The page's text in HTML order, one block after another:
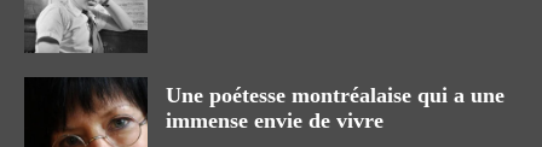
Une poétesse montréalaise qui a une
immense envie de vivre